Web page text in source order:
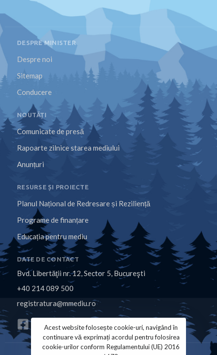
DESPRE MINISTER
Despre noi
Sitemap
Conducere
NOUTĂȚI
Comunicate de presă
Rapoarte zilnice starea mediului
Anunțuri
RESURSE ȘI PROIECTE
Planul Național de Redresare și Reziliență
Programe de finanțare
Educația pentru mediu
DATE DE CONTACT
Bvd. Libertăţii nr. 12, Sector 5, Bucureşti
+40 214 089 500
registratura@mmediu.ro
Acest website folosește cookie-uri, navigând în
continuare vă exprimați acordul pentru folosirea
cookie-urilor conform Regulamentului (UE) 2016